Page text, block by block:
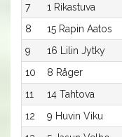
7
1 Rikastuva
8
15 Rapin Aatos
9
16 Lilin Jytky
10
8 Råger
11
14 Tahtova
12
9 Huvin Viku